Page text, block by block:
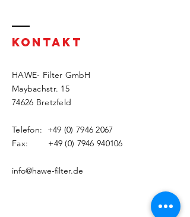
KONTAKT
HAWE- Filter GmbH
Maybachstr. 15
74626 Bretzfeld
Telefon: +49 (0) 7946 2067
Fax: +49 (0) 7946 940106
info@hawe-filter.de